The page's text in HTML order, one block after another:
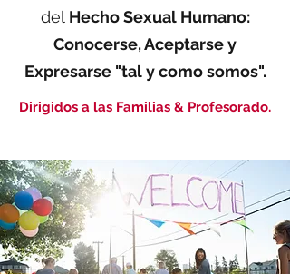
del Hecho Sexual Humano:
Conocerse, Aceptarse y
Expresarse "tal y como somos".
Dirigidos a las Familias & Profesorado.